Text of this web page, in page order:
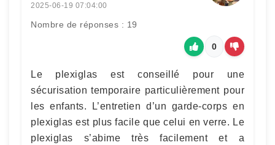
2025-06-19 07:04:00
Nombre de réponses : 19
0
Le plexiglas est conseillé pour une
sécurisation temporaire particulièrement pour
les enfants. L’entretien d’un garde-corps en
plexiglas est plus facile que celui en verre. Le
plexiglas s’abime très facilement et a